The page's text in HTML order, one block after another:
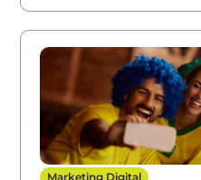
Marketing Digital